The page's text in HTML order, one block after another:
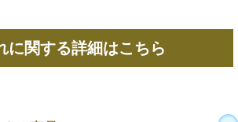
に関する詳細はこちら